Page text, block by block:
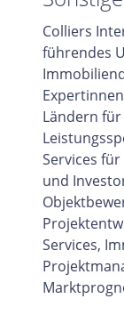
Colliers
führendes
Ländern
Services
und
Services,